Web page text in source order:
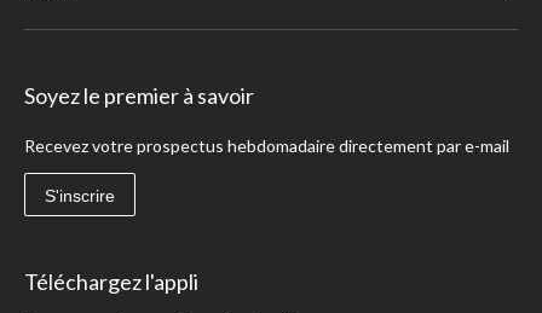
Soyez le premier à savoir
Recevez votre prospectus hebdomadaire directement par e-mail
S'inscrire
Téléchargez l'appli